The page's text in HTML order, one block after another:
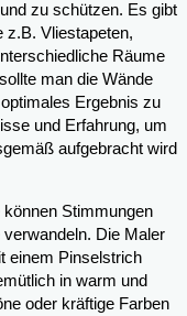
zu schützen. Es gibt
z.B. Vliestapeten,
Räume
man die Wände
Ergebnis zu
und Erfahrung, um
aufgebracht wird
können Stimmungen
Die Maler
einem Pinselstrich
in warm und
oder kräftige Farben